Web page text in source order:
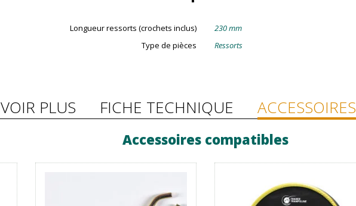
Longueur ressorts (crochets inclus)
230 mm
Type de pièces
Ressorts
VOIR PLUS FICHE TECHNIQUE ACCESSOIRES
Accessoires compatibles